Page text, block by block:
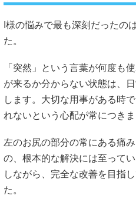
I様の悩みで最も深刻だったの
た。
「突然」という言葉が何度も
が来るか分からない状態は、
します。大切な用事がある時
れないという心配が常につきま
左のお尻の部分の常にある痛
の、根本的な解決には至って
しながら、完全な改善を目指
た。